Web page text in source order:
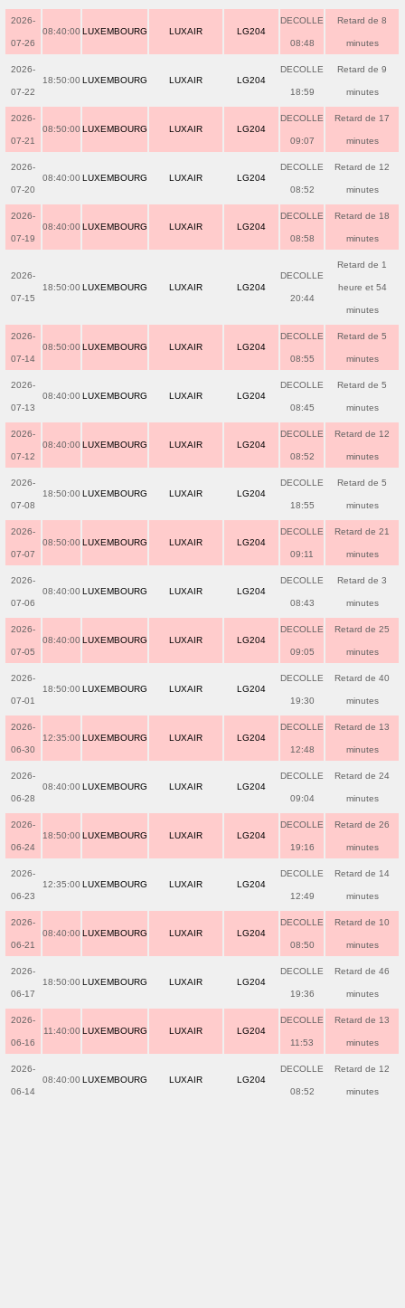
2026-
07-26
08:40:00 LUXEMBOURG LUXAIR LG204
DECOLLE
08:48
Retard de 8
minutes
2026-
07-22
18:50:00 LUXEMBOURG LUXAIR LG204
DECOLLE
18:59
Retard de 9
minutes
2026-
07-21
08:50:00 LUXEMBOURG LUXAIR LG204
DECOLLE
09:07
Retard de 17
minutes
2026-
07-20
08:40:00 LUXEMBOURG LUXAIR LG204
DECOLLE
08:52
Retard de 12
minutes
2026-
07-19
08:40:00 LUXEMBOURG LUXAIR LG204
DECOLLE
08:58
Retard de 18
minutes
2026-
07-15
18:50:00 LUXEMBOURG LUXAIR LG204
DECOLLE
20:44
Retard de 1
heure et 54
minutes
2026-
07-14
08:50:00 LUXEMBOURG LUXAIR LG204
DECOLLE
08:55
Retard de 5
minutes
2026-
07-13
08:40:00 LUXEMBOURG LUXAIR LG204
DECOLLE
08:45
Retard de 5
minutes
2026-
07-12
08:40:00 LUXEMBOURG LUXAIR LG204
DECOLLE
08:52
Retard de 12
minutes
2026-
07-08
18:50:00 LUXEMBOURG LUXAIR LG204
DECOLLE
18:55
Retard de 5
minutes
2026-
07-07
08:50:00 LUXEMBOURG LUXAIR LG204
DECOLLE
09:11
Retard de 21
minutes
2026-
07-06
08:40:00 LUXEMBOURG LUXAIR LG204
DECOLLE
08:43
Retard de 3
minutes
2026-
07-05
08:40:00 LUXEMBOURG LUXAIR LG204
DECOLLE
09:05
Retard de 25
minutes
2026-
07-01
18:50:00 LUXEMBOURG LUXAIR LG204
DECOLLE
19:30
Retard de 40
minutes
2026-
06-30
12:35:00 LUXEMBOURG LUXAIR LG204
DECOLLE
12:48
Retard de 13
minutes
2026-
06-28
08:40:00 LUXEMBOURG LUXAIR LG204
DECOLLE
09:04
Retard de 24
minutes
2026-
06-24
18:50:00 LUXEMBOURG LUXAIR LG204
DECOLLE
19:16
Retard de 26
minutes
2026-
06-23
12:35:00 LUXEMBOURG LUXAIR LG204
DECOLLE
12:49
Retard de 14
minutes
2026-
06-21
08:40:00 LUXEMBOURG LUXAIR LG204
DECOLLE
08:50
Retard de 10
minutes
2026-
06-17
18:50:00 LUXEMBOURG LUXAIR LG204
DECOLLE
19:36
Retard de 46
minutes
2026-
06-16
11:40:00 LUXEMBOURG LUXAIR LG204
DECOLLE
11:53
Retard de 13
minutes
2026-
06-14
08:40:00 LUXEMBOURG LUXAIR LG204
DECOLLE
08:52
Retard de 12
minutes